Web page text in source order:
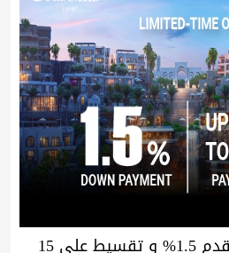
عرض لفترة محدودة مقدم 1.5% و تقسيط علي 15